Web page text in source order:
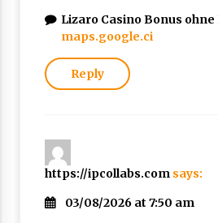
Lizaro Casino Bonus
maps.google.ci
Reply
https://ipcollabs.com says:
03/08/2026 at 7:50 am